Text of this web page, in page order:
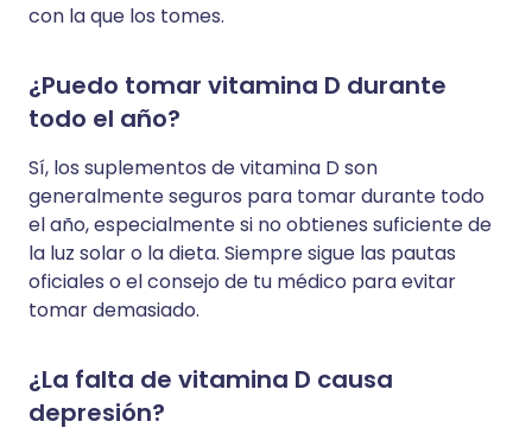
con la que los tomes.
¿Puedo tomar vitamina D durante
todo el año?
Sí, los suplementos de vitamina D son
generalmente seguros para tomar durante todo
el año, especialmente si no obtienes suficiente de
la luz solar o la dieta. Siempre sigue las pautas
oficiales o el consejo de tu médico para evitar
tomar demasiado.
¿La falta de vitamina D causa
depresión?